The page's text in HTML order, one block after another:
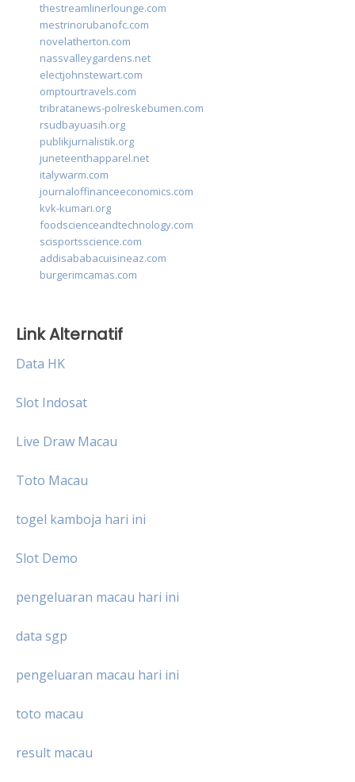
thestreamlinerlounge.com
mestrinorubanofc.com
novelatherton.com
nassvalleygardens.net
electjohnstewart.com
omptourtravels.com
tribratanews-polreskebumen.com
rsudbayuasih.org
publikjurnalistik.org
juneteenthapparel.net
italywarm.com
journaloffinanceeconomics.com
kvk-kumari.org
foodscienceandtechnology.com
scisportsscience.com
addisababacuisineaz.com
burgerimcamas.com
Link Alternatif
Data HK
Slot Indosat
Live Draw Macau
Toto Macau
togel kamboja hari ini
Slot Demo
pengeluaran macau hari ini
data sgp
pengeluaran macau hari ini
toto macau
result macau